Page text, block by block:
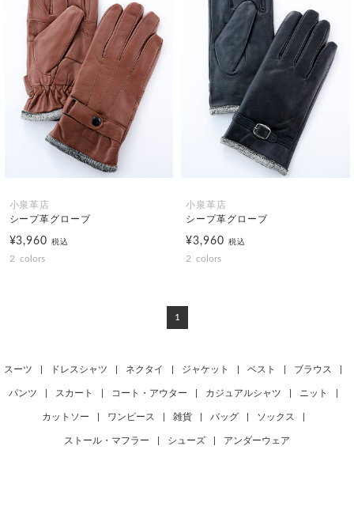
小泉革店
シープ革グローブ
¥3,960税込
2 colors
小泉革店
シープ革グローブ
¥3,960 税込
2 colors
1
スーツ ドレスシャツ ネクタイ ジャケット ベスト ブラウス
パンツ スカート コート・アウター カジュアルシャツ ニット
カットソー ワンピース 雑貨 バッグ ソックス
ストール・マフラー シューズ アンダーウェア